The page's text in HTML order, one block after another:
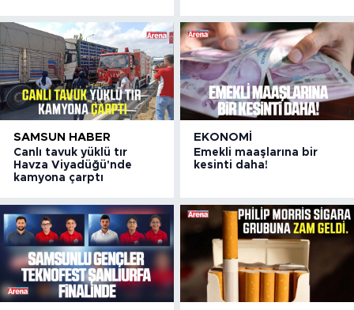
SAMSUN HABER
Canlı tavuk yüklü tır
Havza Viyadüğü'nde
kamyona çarptı
EKONOMI
Emekli maaşlarına bir
kesinti daha!